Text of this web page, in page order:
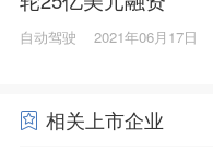
自动驾驶 2021年06月17日
相关上市企业